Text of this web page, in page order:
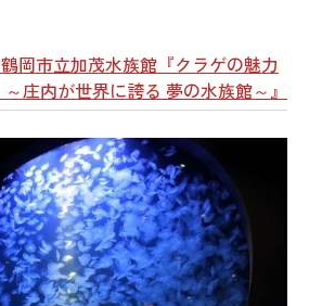
鶴岡市立加茂水族館『クラゲの魅力
庄内が世界に誇る 夢の水族館～』